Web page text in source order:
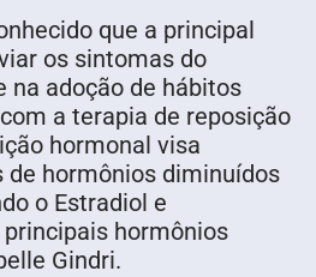
que a principal
os sintomas do
na adoção de hábitos
a terapia de reposição
hormonal visa
de hormônios diminuídos
o Estradiol e
hormônios
Gindri.